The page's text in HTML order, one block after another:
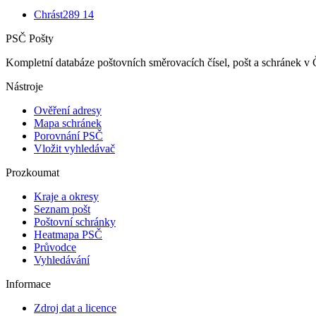
Chrást289 14
PSČ Pošty
Kompletní databáze poštovních směrovacích čísel, pošt a schránek v
Nástroje
Ověření adresy
Mapa schránek
Porovnání PSČ
Vložit vyhledávač
Prozkoumat
Kraje a okresy
Seznam pošt
Poštovní schránky
Heatmapa PSČ
Průvodce
Vyhledávání
Informace
Zdroj dat a licence